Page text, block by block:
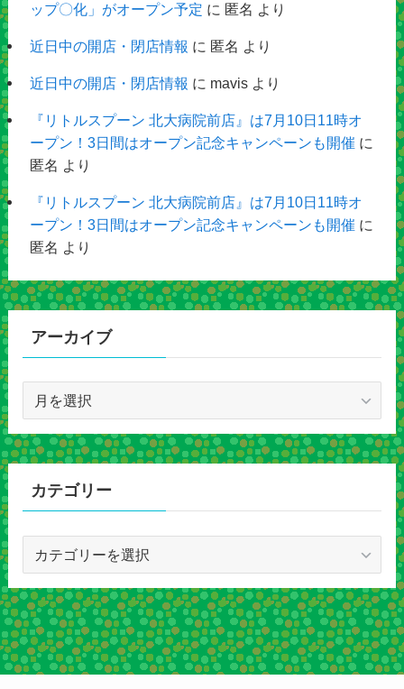
ップ〇化」がオープン予定 に 匿名 より
近日中の開店・閉店情報 に 匿名 より
近日中の開店・閉店情報 に mavisより
『リトルスプーン 北大病院前店』は7月10日11時オ
ープン！3日間はオープン記念キャンペーンも開催 に
匿名 より
『リトルスプーン 北大病院前店』は7月10日11時オ
ープン！3日間はオープン記念キャンペーンも開催 に
匿名 より
アーカイブ
カ
イ
カテゴリー
ゴ
リ
ー